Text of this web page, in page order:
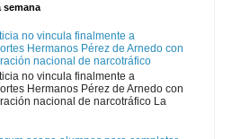
semana
no vincula finalmente a
Hermanos Pérez de Arnedo con
nacional de narcotráfico
no vincula finalmente a
Hermanos Pérez de Arnedo con
nacional de narcotráfico La